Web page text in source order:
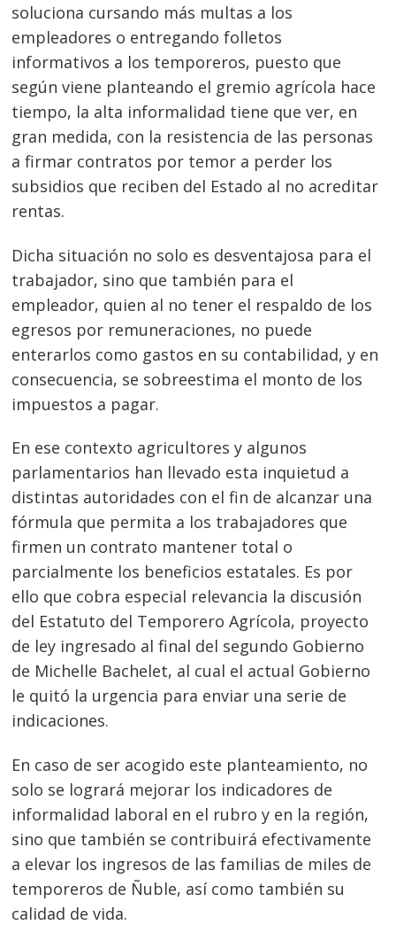
soluciona cursando más multas a los
empleadores o entregando folletos
informativos a los temporeros, puesto que
según viene planteando el gremio agrícola hace
tiempo, la alta informalidad tiene que ver, en
gran medida, con la resistencia de las personas
a firmar contratos por temor a perder los
subsidios que reciben del Estado al no acreditar
rentas.
Dicha situación no solo es desventajosa para el
trabajador, sino que también para el
empleador, quien al no tener el respaldo de los
egresos por remuneraciones, no puede
enterarlos como gastos en su contabilidad, y en
consecuencia, se sobreestima el monto de los
impuestos a pagar.
En ese contexto agricultores y algunos
parlamentarios han llevado esta inquietud a
distintas autoridades con el fin de alcanzar una
fórmula que permita a los trabajadores que
firmen un contrato mantener total o
parcialmente los beneficios estatales. Es por
ello que cobra especial relevancia la discusión
del Estatuto del Temporero Agrícola, proyecto
de ley ingresado al final del segundo Gobierno
de Michelle Bachelet, al cual el actual Gobierno
le quitó la urgencia para enviar una serie de
indicaciones.
En caso de ser acogido este planteamiento, no
solo se logrará mejorar los indicadores de
informalidad laboral en el rubro y en la región,
sino que también se contribuirá efectivamente
a elevar los ingresos de las familias de miles de
temporeros de Ñuble, así como también su
calidad de vida.
Navegación
de
entradas